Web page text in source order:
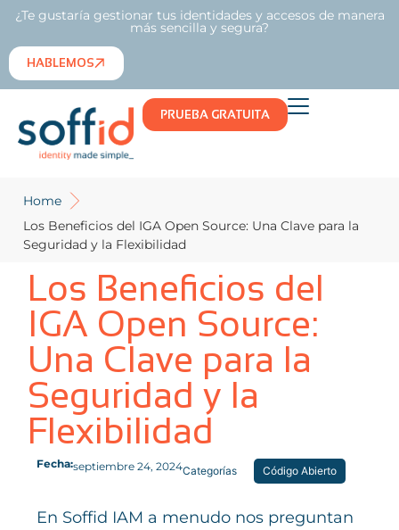
¿Te gustaría gestionar tus identidades y accesos de manera
más sencilla y segura?
HABLEMOS
PRUEBA GRATUITA
Home
Los Beneficios del IGA Open Source: Una Clave para la
Seguridad y la Flexibilidad
Los Beneficios del
IGA Open Source:
Una Clave para la
Seguridad y la
Flexibilidad
Fecha:septiembre 24, 2024Categorías Código Abierto
En Soffid IAM a menudo nos preguntan